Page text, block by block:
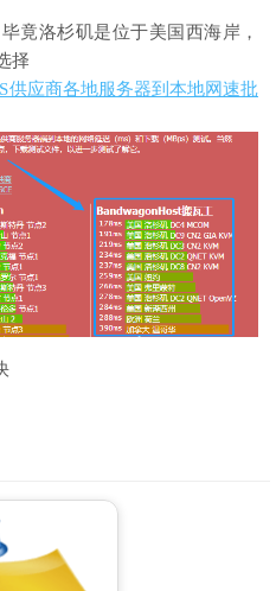
竟洛杉矶是位于美国西海岸，
择
供应商各地服务器到本地网速批